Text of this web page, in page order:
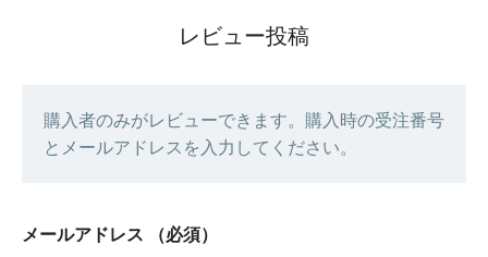
レビュー投稿
購入者のみがレビューできます。購入時の受注番号
とメールアドレスを入力してください。
メールアドレス （必須）